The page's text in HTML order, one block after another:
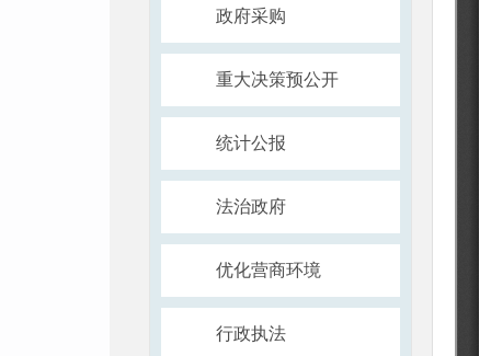
政府采购
重大决策预公开
统计公报
法治政府
优化营商环境
行政执法